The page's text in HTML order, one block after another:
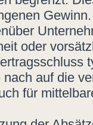
Gewinn.
oder
auf die
für